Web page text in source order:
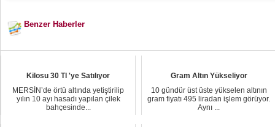
Benzer Haberler
Kilosu 30 Tl 'ye Satılıyor
MERSİN’de örtü altında yetiştirilip
yılın 10 ayı hasadı yapılan çilek
bahçesinde...
Gram Altın Yükseliyor
10 gündür üst üste yükselen altının
gram fiyatı 495 liradan işlem görüyor.
Aynı ...